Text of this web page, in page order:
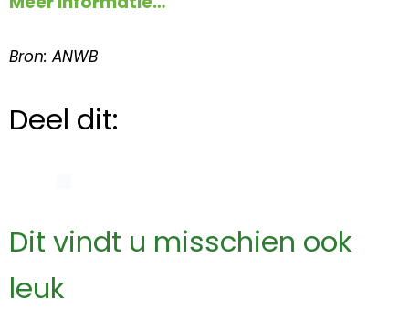
Bron: ANWB
Deel dit:
Dit vindt u misschien ook
leuk